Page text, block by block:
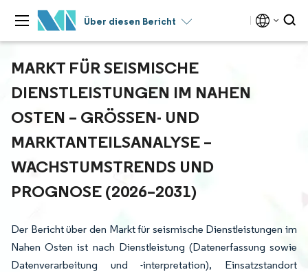
Über diesen Bericht
MARKT FÜR SEISMISCHE
DIENSTLEISTUNGEN IM NAHEN
OSTEN – GRÖSSEN- UND M
ARKTANTEILSANALYSE – W
ACHSTUMSTRENDS UND P
ROGNOSE (2026–2031)
Der Bericht über den Markt für seismische Dienstleistungen im
Nahen Osten ist nach Dienstleistung (Datenerfassung sowie
Datenverarbeitung und -interpretation), Einsatzstandort